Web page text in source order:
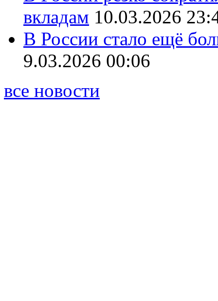
вкладам 10.03.2026
В России стало ещё
9.03.2026 00:06
все новости